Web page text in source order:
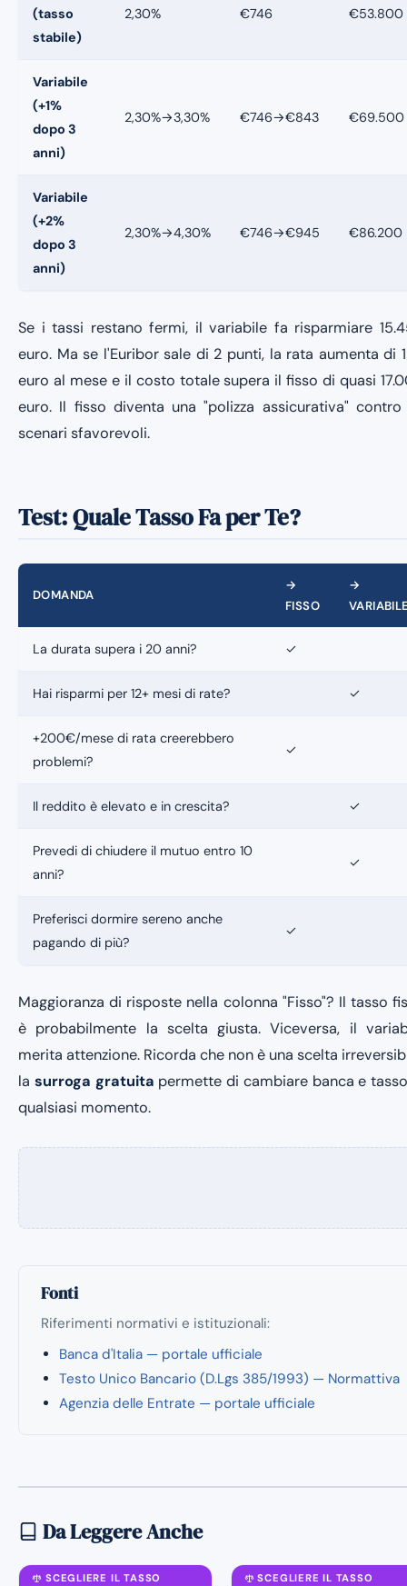
(tasso
stabile)
2,30% €746 €53.800
Variabile
(+1%
dopo 3
anni)
2,30%→3,30% €746→€843 €69.500
Variabile
(+2%
dopo 3
anni)
2,30%→4,30% €746→€945 €86.200
Se i tassi restano fermi, il variabile fa risparmiare
euro. Ma se l'Euribor sale di 2 punti, la rata aumenta di
euro al mese e il costo totale supera il fisso di quasi
euro. Il fisso diventa una "polizza assicurativa" contro
scenari sfavorevoli.
Test: Quale Tasso Fa per Te?
DOMANDA
→
FISSO
→
La durata supera i 20 anni? ✓
Hai risparmi per 12+ mesi di rate? ✓
+200€/mese di rata creerebbero
problemi?
✓
Il reddito è elevato e in crescita? ✓
Prevedi di chiudere il mutuo entro 10
anni?
✓
Preferisci dormire sereno anche
pagando di più?
✓
Maggioranza di risposte nella colonna "Fisso"? Il tasso
è probabilmente la scelta giusta. Viceversa, il
merita attenzione. Ricorda che non è una scelta
la surroga gratuita permette di cambiare banca e
qualsiasi momento.
Fonti
Riferimenti normativi e istituzionali:
Banca d'Italia — portale ufficiale
Testo Unico Bancario (D.Lgs 385/1993) — Normattiva
Agenzia delle Entrate — portale ufficiale
Da Leggere Anche
SCEGLIERE IL TASSO SCEGLIERE IL TASSO